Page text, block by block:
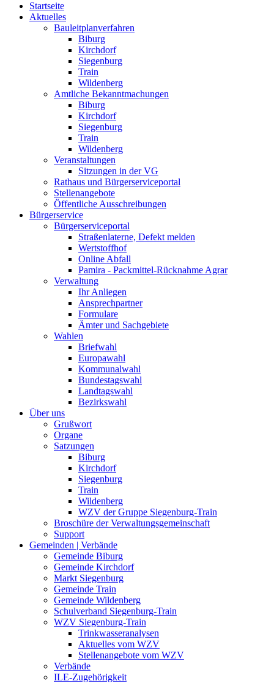
Startseite
Aktuelles
Bauleitplanverfahren
Biburg
Kirchdorf
Siegenburg
Train
Wildenberg
Amtliche Bekanntmachungen
Biburg
Kirchdorf
Siegenburg
Train
Wildenberg
Veranstaltungen
Sitzungen in der VG
Rathaus und Bürgerserviceportal
Stellenangebote
Öffentliche Ausschreibungen
Bürgerservice
Bürgerserviceportal
Straßenlaterne, Defekt melden
Wertstoffhof
Online Abfall
Pamira - Packmittel-Rücknahme Agrar
Verwaltung
Ihr Anliegen
Ansprechpartner
Formulare
Ämter und Sachgebiete
Wahlen
Briefwahl
Europawahl
Kommunalwahl
Bundestagswahl
Landtagswahl
Bezirkswahl
Über uns
Grußwort
Organe
Satzungen
Biburg
Kirchdorf
Siegenburg
Train
Wildenberg
WZV der Gruppe Siegenburg-Train
Broschüre der Verwaltungsgemeinschaft
Support
Gemeinden | Verbände
Gemeinde Biburg
Gemeinde Kirchdorf
Markt Siegenburg
Gemeinde Train
Gemeinde Wildenberg
Schulverband Siegenburg-Train
WZV Siegenburg-Train
Trinkwasseranalysen
Aktuelles vom WZV
Stellenangebote vom WZV
Verbände
ILE-Zugehörigkeit